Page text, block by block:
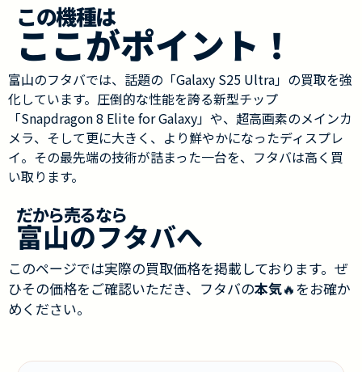
この機種は
ここがポイント！
富山のフタバでは、話題の「Galaxy S25 Ultra」の買取を強
化しています。圧倒的な性能を誇る新型チップ
「Snapdragon 8 Elite for Galaxy」や、超高画素のメインカ
メラ、そして更に大きく、より鮮やかになったディスプレ
イ。その最先端の技術が詰まった一台を、フタバは高く買
い取ります。
だから売るなら
富山のフタバへ
このページでは実際の買取価格を掲載しております。ぜ
ひその価格をご確認いただき、フタバの本気🔥をお確か
めください。